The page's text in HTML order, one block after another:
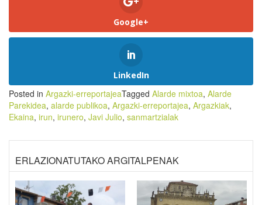
Google+
LinkedIn
Posted in Argazki-erreportajeaTagged Alarde mixtoa, Alarde
Parekidea, alarde publikoa, Argazki-erreportajea, Argazkiak,
Ekaina, irun, irunero, Javi Julio, sanmartzialak
ERLAZIONATUTAKO ARGITALPENAK